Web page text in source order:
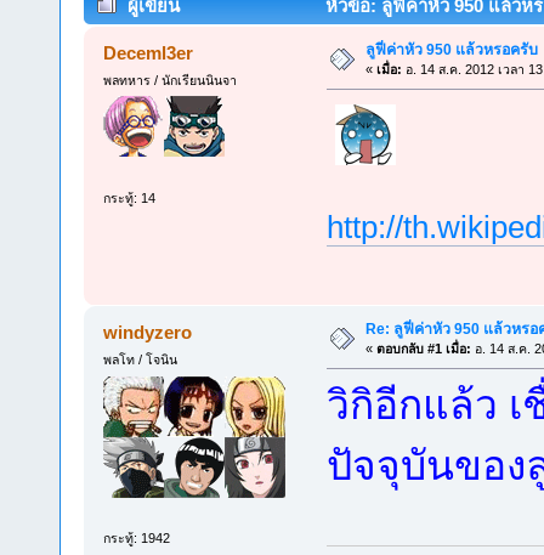
ผู้เขียน หัวข้อ: ลูฟี่ค่าหัว 950 แล้วห
Deceml3er
พลทหาร / นักเรียนนินจา
กระทู้: 14
ลูฟี่ค่าหัว 950 แล้วหรอครับ
« เมื่อ: อ. 14 ส.ค. 2012 เวลา
http://
windyzero
พลโท / โจนิน
กระทู้: 1942
Re: ลูฟี่ค่าหัว 950 แล้วหรอ
« ตอบกลับ #1 เมื่อ: อ. 14 ส.ค.
วิกิอีกแล้ว เ
ปัจจุบันของ